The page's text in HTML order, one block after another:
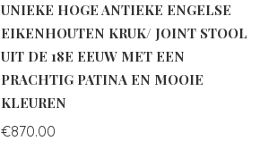
UNIEKE HOGE ANTIEKE ENGELSE
EIKENHOUTEN KRUK/ JOINT STOOL
UIT DE 18E EEUW MET EEN
PRACHTIG PATINA EN MOOIE
KLEUREN
€870.00